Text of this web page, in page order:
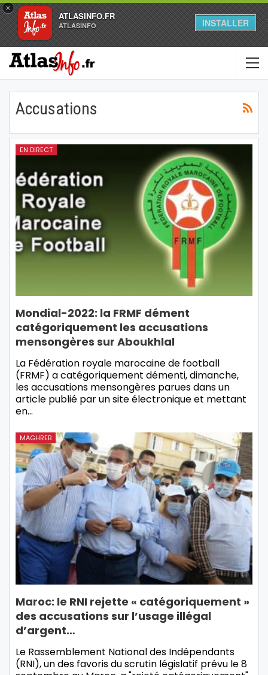
×
ATLASINFO.FR
ATLASINFO INSTALLER
Accusations
EN DIRECT
Mondial-2022: la FRMF dément
catégoriquement les accusations
mensongères sur Aboukhlal
La Fédération royale marocaine de football
(FRMF) a catégoriquement démenti, dimanche,
les accusations mensongères parues dans un
article publié par un site électronique et mettant
en…
MAGHREB
Maroc: le RNI rejette « catégoriquement »
des accusations sur l’usage illégal
d’argent…
Le Rassemblement National des Indépendants
(RNI), un des favoris du scrutin législatif prévu le 8